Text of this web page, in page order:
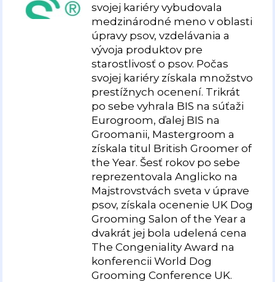
svojej kariéry vybudovala
medzinárodné meno v oblasti
úpravy psov, vzdelávania a
vývoja produktov pre
starostlivosť o psov. Počas
svojej kariéry získala množstvo
prestížnych ocenení. Trikrát
po sebe vyhrala BIS na súťaži
Eurogroom, ďalej BIS na
Groomanii, Mastergroom a
získala titul British Groomer of
the Year. Šesť rokov po sebe
reprezentovala Anglicko na
Majstrovstvách sveta v úprave
psov, získala ocenenie UK Dog
Grooming Salon of the Year a
dvakrát jej bola udelená cena
The Congeniality Award na
konferencii World Dog
Grooming Conference UK.